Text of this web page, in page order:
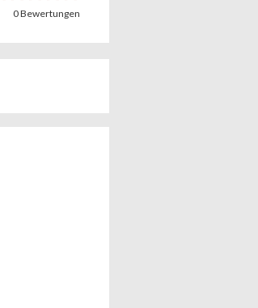
0Bewertungen